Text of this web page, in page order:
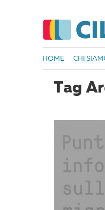
HOME CHI
Tag